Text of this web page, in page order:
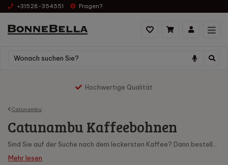
+31528-354551 Fragen?
Hochwertige Qualität
Catunambu
Catunambu Kaffeebohnen
Mehr lesen